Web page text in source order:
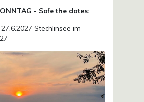
- Safe the dates:
Stechlinsee im